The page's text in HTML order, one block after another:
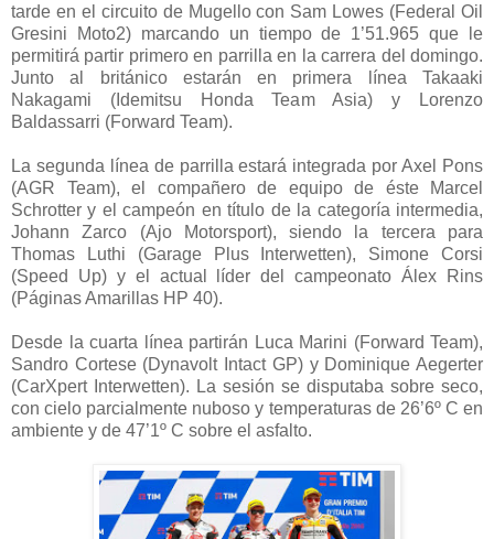
tarde en el circuito de Mugello con Sam Lowes (Federal Oil
Gresini Moto2) marcando un tiempo de 1’51.965 que le
permitirá partir primero en parrilla en la carrera del domingo.
Junto al británico estarán en primera línea Takaaki
Nakagami (Idemitsu Honda Team Asia) y Lorenzo
Baldassarri (Forward Team).
La segunda línea de parrilla estará integrada por Axel Pons
(AGR Team), el compañero de equipo de éste Marcel
Schrotter y el campeón en título de la categoría intermedia,
Johann Zarco (Ajo Motorsport), siendo la tercera para
Thomas Luthi (Garage Plus Interwetten), Simone Corsi
(Speed Up) y el actual líder del campeonato Álex Rins
(Páginas Amarillas HP 40).
Desde la cuarta línea partirán Luca Marini (Forward Team),
Sandro Cortese (Dynavolt Intact GP) y Dominique Aegerter
(CarXpert Interwetten). La sesión se disputaba sobre seco,
con cielo parcialmente nuboso y temperaturas de 26’6º C en
ambiente y de 47’1º C sobre el asfalto.